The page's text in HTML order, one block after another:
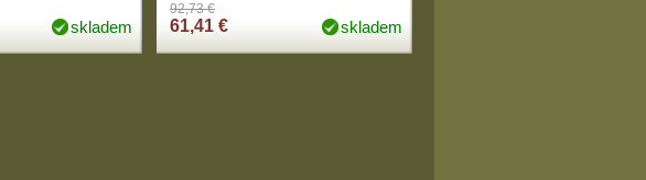
skladem
92,73 €
61,41 € skladem